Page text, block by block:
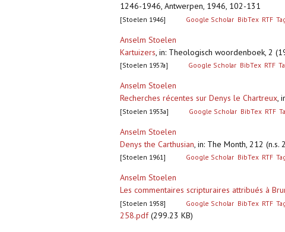
1246-1946, Antwerpen, 1946, 102-131
[Stoelen 1946] Google Scholar BibTex RTF
Anselm Stoelen
Kartuizers, in: Theologisch woordenboek, 2
[Stoelen 1957a] Google Scholar BibTex RTF
Anselm Stoelen
Recherches récentes sur Denys le Chartreux,
[Stoelen 1953a] Google Scholar BibTex RTF
Anselm Stoelen
Denys the Carthusian, in: The Month, 212 (n.s.
[Stoelen 1961] Google Scholar BibTex RTF
Anselm Stoelen
Les commentaires scripturaires attribués à
[Stoelen 1958] Google Scholar BibTex RTF
258.pdf(299.23 KB)